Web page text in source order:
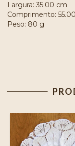
Largura: 35.00 cm
Comprimento:
Peso: 80 g